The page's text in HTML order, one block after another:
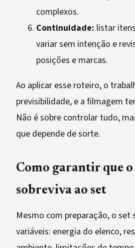
complexos.
Continuidade: listar
variar sem intenção e
posições e marcas.
Ao aplicar esse roteiro, o
previsibilidade, e a filmagem
Não é sobre controlar tudo,
que depende de sorte.
Como garantir que
sobreviva ao set
Mesmo com preparação, o set
variáveis: energia do elenco,